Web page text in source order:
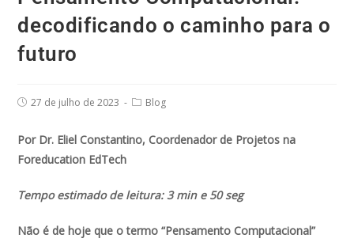
decodificando o caminho para o
futuro
27 de julho de 2023 Blog
Por Dr. Eliel Constantino, Coordenador de Projetos na
Foreducation EdTech
Tempo estimado de leitura: 3 min e 50 seg
Não é de hoje que o termo “Pensamento Computacional”